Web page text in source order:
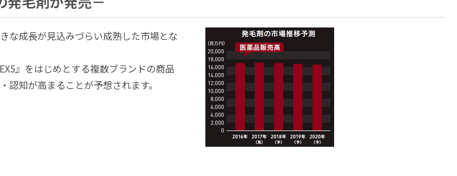
な成長が見込みづらい成熟した市場とな
』をはじめとする複数ブランドの商品
知が高まることが予想されます。